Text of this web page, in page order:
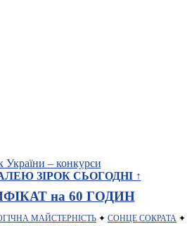
ЗІРОК СЬОГОДНІ ↑
на 60 ГОДИН
МАЙСТЕРНІСТЬ ✦ СОНЦЕ СОКРАТА ✦